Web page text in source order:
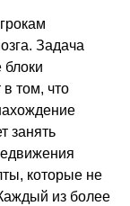
Задача
блоки
том, что
занять
которые не
из более